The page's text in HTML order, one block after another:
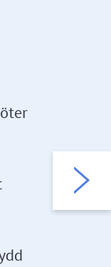
hjälper
bästa